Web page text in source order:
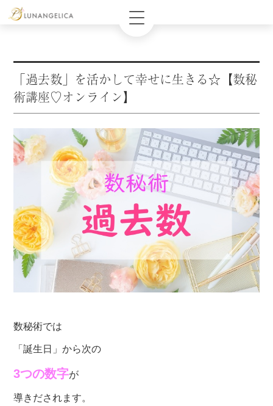
「過去数」を活かして幸せに生きる☆【数秘
術講座♡オンライン】
数秘術では
「誕生日」から次の
3つの数字が
導きだされます。